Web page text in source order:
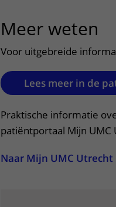
Meer weten
Voor uitgebreide
Lees meer in de
Praktische informatie
patiëntportaal Mijn UMC
Naar Mijn UMC Utrecht